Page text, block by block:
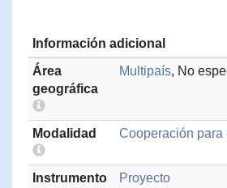
Información adicional
Área
geográfica
Multipaís, No
Modalidad Cooperación para
Instrumento
Proyecto